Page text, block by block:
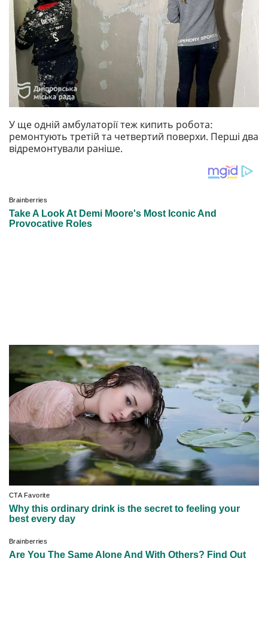
У ще одній амбулаторії теж кипить робота:
ремонтують третій та четвертий поверхи. Перші два
відремонтували раніше.